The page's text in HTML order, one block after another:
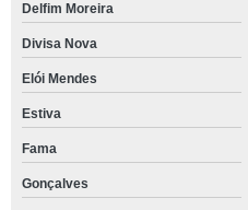
Delfim Moreira
Divisa Nova
Elói Mendes
Estiva
Fama
Gonçalves